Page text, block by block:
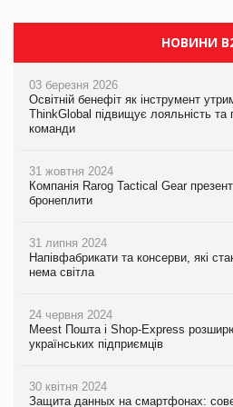
НОВИНИ
03 березня 2026
Освітній бенефіт як інструмент
ThinkGlobal підвищує лояльність та
команди
31 жовтня 2024
Компанія Rarog Tactical Gear
бронеплити
31 липня 2024
Напівфабрикати та консерви, які
нема світла
24 червня 2024
Meest Пошта і Shop-Express
українських підприємців
30 квітня 2024
Защита данных на смартфонах: